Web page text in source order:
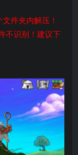
件夹内解压！
不识别！建议下